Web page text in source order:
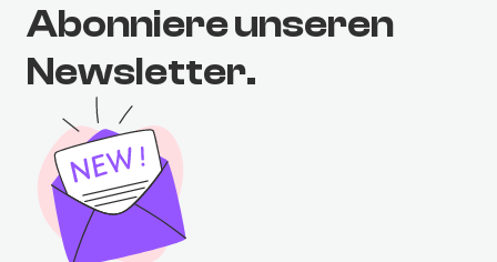
Abonniere unseren
Newsletter.